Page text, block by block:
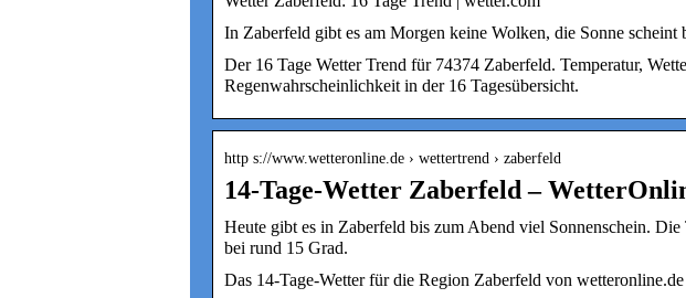
In Zaberfeld gibt es am Morgen keine Wolken, die Sonne
Der 16 Tage Wetter Trend für 74374 Zaberfeld. Temperatur,
Regenwahrscheinlichkeit in der 16 Tagesübersicht.
http s://www.wetteronline.de › wettertrend › zaberfeld
14-Tage-Wetter Zaberfeld –
Heute gibt es in Zaberfeld bis zum Abend viel Sonnenschein. Die
bei rund 15 Grad.
Das 14-Tage-Wetter für die Region Zaberfeld von wetteronline.de